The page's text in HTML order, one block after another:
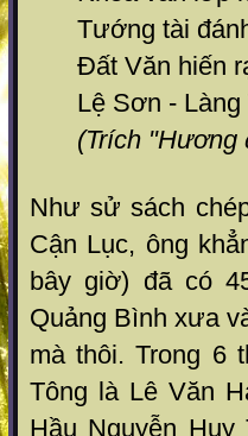
Tướng tài
Đất Văn hiến
Lệ Sơn -
(Trích "Hương
Như sử sách
Cận Lục, ông
bây giờ) đã có
Quảng Bình xưa
mà thôi. Trong 6
Tông là Lê Văn
Hầu Nguyễn